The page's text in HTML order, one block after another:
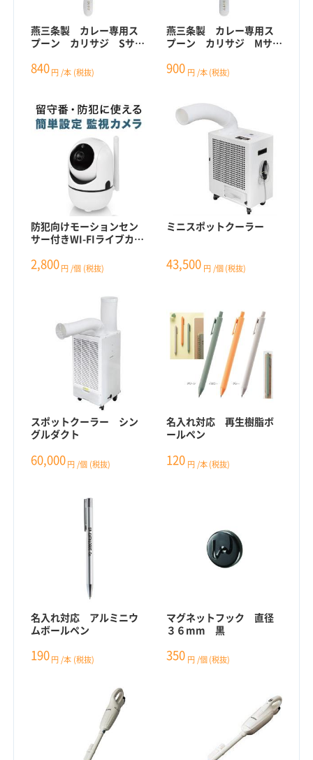
燕三条製 カレー専用ス
プーン カリサジ Sサイ
840 円 /本 (税抜)
燕三条製 カレー専用ス
プーン カリサジ Mサイ
900 円 /本 (税抜)
防犯向けモーションセン
サー付きWI-FIライブカメ
2,800 円 /個 (税抜)
ミニスポットクーラー
43,500 円 /個 (税抜)
スポットクーラー シン
グルダクト
60,000 円 /個 (税抜)
名入れ対応 再生樹脂ボ
ールペン
120 円 /本 (税抜)
名入れ対応 アルミニウ
ムボールペン
190 円 /本 (税抜)
マグネットフック 直径
３６mm 黒
350 円 /個 (税抜)